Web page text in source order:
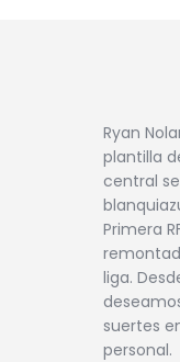
Ryan
plantilla
central
Primera
liga.
suertes
personal.